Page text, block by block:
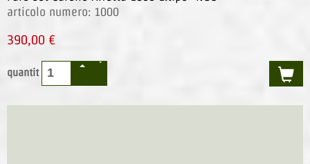
articolo numero: 1000
390,00 €
quantit